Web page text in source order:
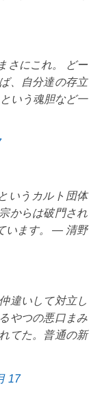
さにこれ。 どー
、自分達の存立
いう魂胆など一
いうカルト団体
からは破門され
います。 — 清野
違いして対立し
やつの悪口まみ
てた。普通の新
17